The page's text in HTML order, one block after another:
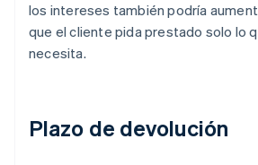
los intereses también podría
que el cliente pida prestado solo lo
necesita.
Plazo de devolución